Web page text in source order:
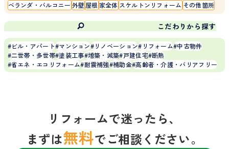
ベランダ・バルコニー 外壁屋根 家全体 スケルトンリフォーム その他箇所
こだわりから探す
ビル・アパート マンション リノベーション リフォーム 中古物件
二世帯・多世帯 塗装工事 増築・減築 戸建住宅 断熱
省エネ・エコリフォーム 耐震補強 補助金 高齢者・介護・バリアフリー
リフォームで迷ったら、
まずは無料でご相談ください。